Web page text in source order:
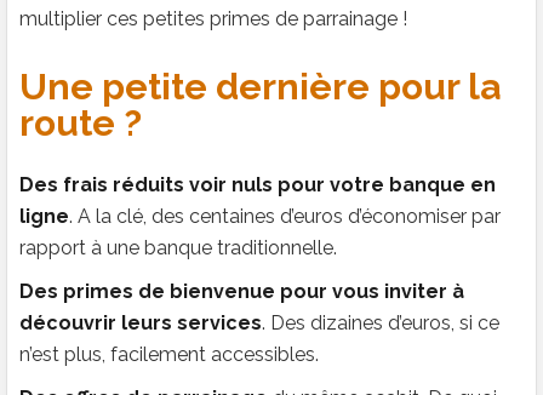
multiplier ces petites primes de parrainage !
Une petite dernière pour la
route ?
Des frais réduits voir nuls pour votre banque en
ligne. A la clé, des centaines d’euros d’économiser par
rapport à une banque traditionnelle.
Des primes de bienvenue pour vous inviter à
découvrir leurs services. Des dizaines d’euros, si ce
n’est plus, facilement accessibles.